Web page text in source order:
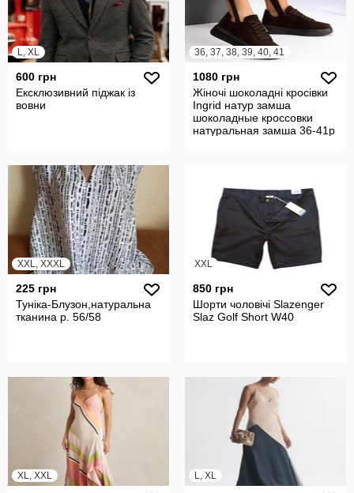
L, XL
600 грн
Ексклюзивний піджак із
вовни
36, 37, 38, 39, 40, 41
1080 грн
Жіночі шоколадні кросівки
Ingrid натур замша
шоколадные кроссовки
натуральная замша 36-41р
XXL, XXXL
225 грн
Туніка-Блузон,натуральна
тканина р. 56/58
XXL
850 грн
Шорти чоловічі Slazenger
Slaz Golf Short W40
XL, XXL L, XL